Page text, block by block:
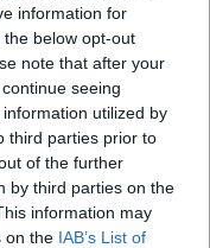
information for
below opt-out
note that after your
seeing
utilized by
third parties prior to
of the further
by third parties on the
information may
on the IAB’s List of